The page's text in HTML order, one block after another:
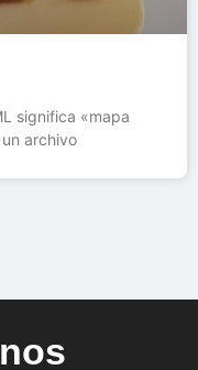
significa «mapa
archivo